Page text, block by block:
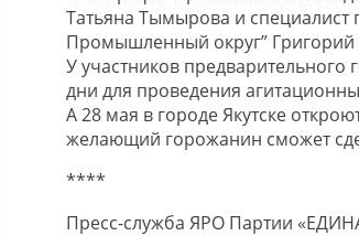
Татьяна Тымырова и
Промышленный округ” Григорий
У участников предварительного
дни для проведения
А 28 мая в городе Якутске
желающий горожанин сможет
****
Пресс-служба ЯРО Партии